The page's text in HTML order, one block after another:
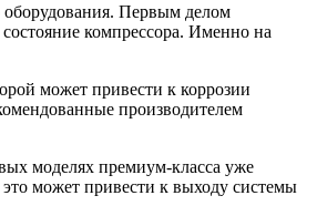
оборудования. Первым делом
компрессора. Именно на
может привести к коррозии
производителем
моделях премиум-класса уже
может привести к выходу системы